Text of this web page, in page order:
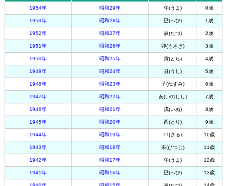
1954年 昭和29年 午(うま) 0歳
1953年 昭和28年 巳(へび) 1歳
1952年 昭和27年 辰(たつ) 2歳
1951年 昭和26年 卯(うさぎ) 3歳
1950年 昭和25年 寅(とら) 4歳
1949年 昭和24年 丑(うし) 5歳
1948年 昭和23年 子(ねずみ) 6歳
1947年 昭和22年 亥(いのしし) 7歳
1946年 昭和21年 戌(いぬ) 8歳
1945年 昭和20年 酉(とり) 9歳
1944年 昭和19年 申(さる) 10歳
1943年 昭和18年 未(ひつじ) 11歳
1942年 昭和17年 午(うま) 12歳
1941年 昭和16年 巳(へび) 13歳